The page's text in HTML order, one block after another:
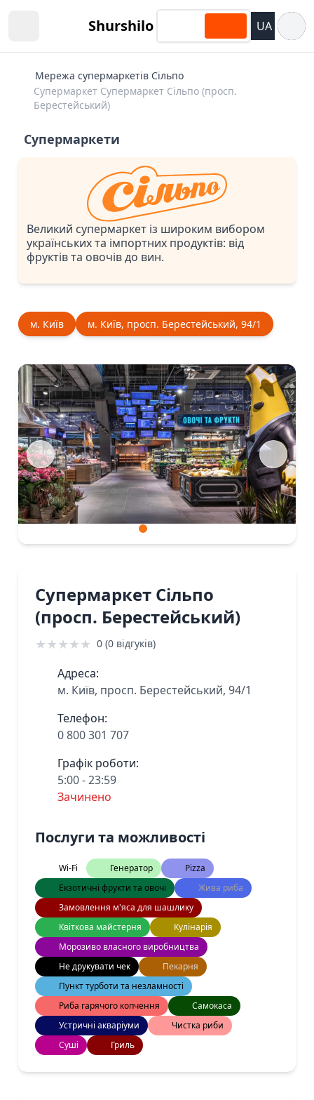
Shurshilo UA
Мережа супермаркетів Сільпо
Супермаркет Супермаркет Сiльпо (просп.
Берестейський)
Супермаркети
Великий супермаркет із широким вибором
українських та імпортних продуктів: від
фруктів та овочів до вин.
м. Київ м. Київ, просп. Берестейський, 94/1
Супермаркет Сiльпо
(просп. Берестейський)
★★★★★ 0 (0 відгуків)
Адреса:
м. Київ, просп. Берестейський, 94/1
Телефон:
0 800 301 707
Графік роботи:
5:00 - 23:59
Зачинено
Послуги та можливості
Wi-Fi Генератор
Pizza
Екзотичні фрукти та овочі
Жива риба
Замовлення м'яса для шашлику
Квіткова майстерня
Кулінарія
Морозиво власного виробництва
Не друкувати чек
Пекарня
Пункт турботи та незламності
Риба гарячого копчення
Самокаса
Устричні акваріуми
Чистка риби
Суші
Гриль